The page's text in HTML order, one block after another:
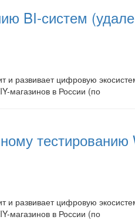
BI-систем
и развивает цифровую
магазинов в России (по
тестированию
и развивает цифровую
магазинов в России (по